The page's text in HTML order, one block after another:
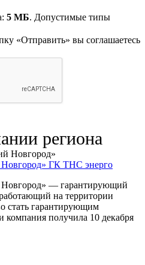
5 МБ. Допустимые типы
«Отправить» вы соглашаетесь
региона
ГК ТНС энерго
— гарантирующий
на территории
стать гарантирующим
компания получила 10 декабря